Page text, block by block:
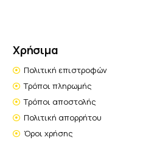
Χρήσιμα
Πολιτική επιστροφών
Τρόποι πληρωμής
Τρόποι αποστολής
Πολιτική απορρήτου
Όροι χρήσης